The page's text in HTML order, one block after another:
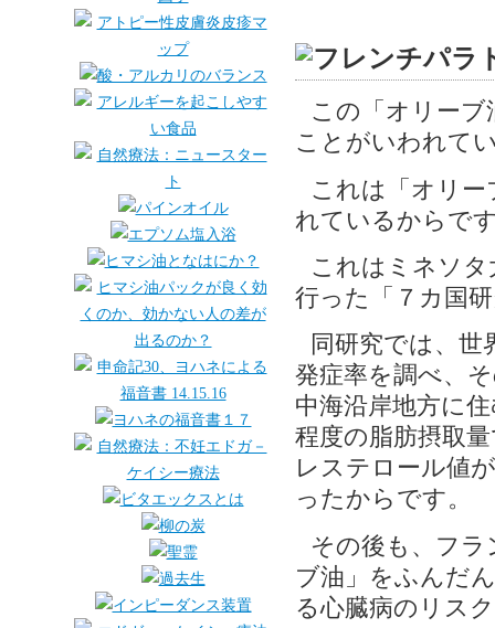
この「オリーブ
ことがいわれて
これは「オリ
れているからで
これはミネソ
行った「７カ国
同研究では、世
発症率を調べ、
中海沿岸地方に
程度の脂肪摂取
レステロール値
ったからです。
その後も、フ
ブ油」をふんだ
る心臓病のリス